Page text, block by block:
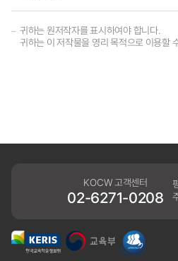
귀하는 원저작자를 표시하여야 합니다.
귀하는 이 저작물을 영리 목적으로 이용할
KOCW 고객센터
02-6271-0208